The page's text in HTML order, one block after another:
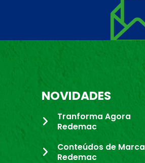
NOVIDADES
Tranforma Agora
Redemac
Conteúdos de Marca
Redemac